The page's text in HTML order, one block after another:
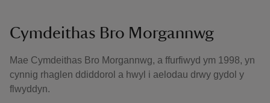
Cymdeithas Bro Morgannwg
Mae Cymdeithas Bro Morgannwg, a ffurfiwyd ym 1998, yn
cynnig rhaglen ddiddorol a hwyl i aelodau drwy gydol y
flwyddyn.